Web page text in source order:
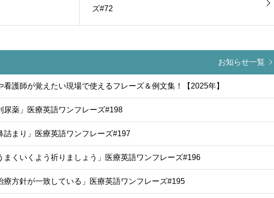
ズ#72
お知らせ一覧
看護師が覚えたい現場で使えるフレーズ＆例文集！【2025年】
尿薬」医療英語ワンフレーズ#198
詰まり」医療英語ワンフレーズ#197
まくいくよう祈りましょう」医療英語ワンフレーズ#196
療方針が一致している」医療英語ワンフレーズ#195